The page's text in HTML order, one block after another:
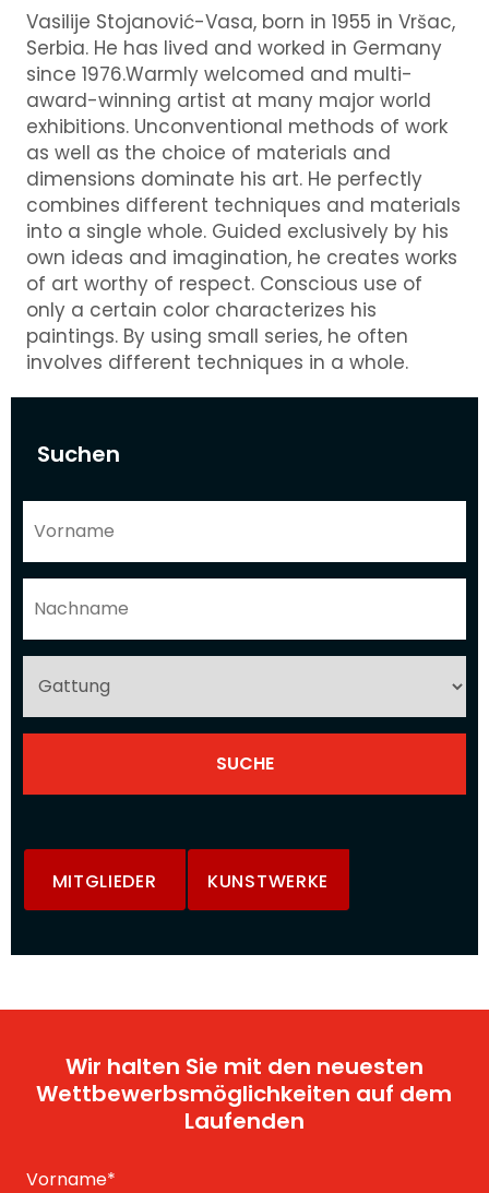
Suchen
MITGLIEDER KUNSTWERKE
Vasilije Stojanović-Vasa, born in 1955 in Vršac,
Serbia. He has lived and worked in Germany
since 1976.Warmly welcomed and multi-
award-winning artist at many major world
exhibitions. Unconventional methods of work
as well as the choice of materials and
dimensions dominate his art. He perfectly
combines different techniques and materials
into a single whole. Guided exclusively by his
own ideas and imagination, he creates works
of art worthy of respect. Conscious use of
only a certain color characterizes his
paintings. By using small series, he often
involves different techniques in a whole.
Wir halten Sie mit den neuesten
Wettbewerbsmöglichkeiten auf dem
Laufenden
Vorname*